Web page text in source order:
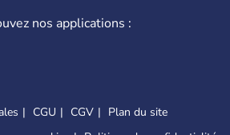
nos applications :
CGU CGV
Plan du site